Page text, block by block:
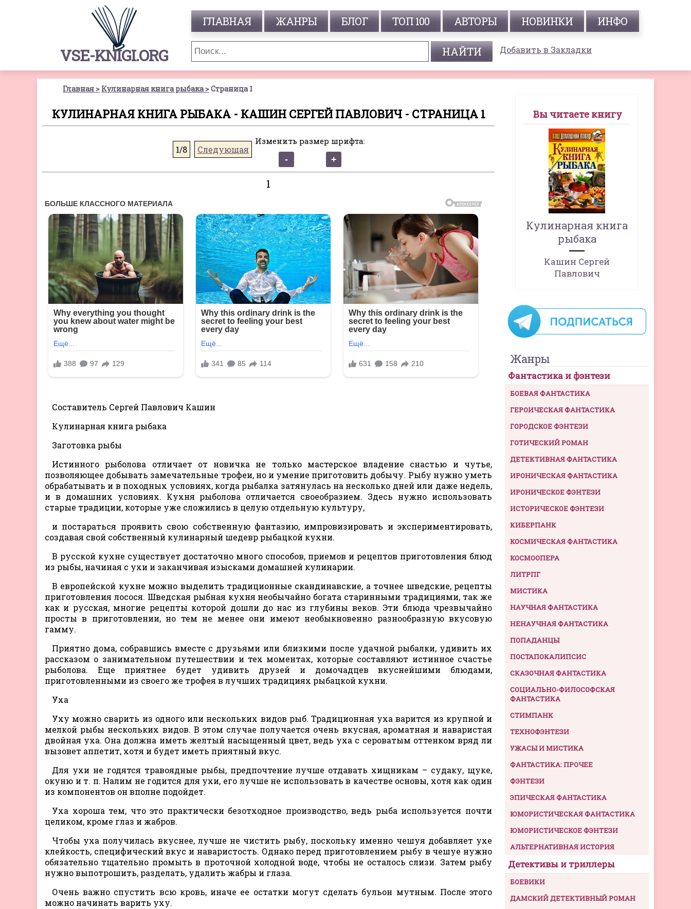
VSE-KNIGI.ORG
ГЛАВНАЯ ЖАНРЫ БЛОГ ТОП 100 АВТОРЫ НОВИНКИ ИНФО
Добавить в Закладки
Главная Кулинарная книга рыбака Страница 1
КУЛИНАРНАЯ КНИГА РЫБАКА - КАШИН СЕРГЕЙ ПАВЛОВИЧ - СТРАНИЦА 1
1/8 Следующая
Изменить размер шрифта:
1
Составитель Сергей Павлович Кашин
Кулинарная книга рыбака
Заготовка рыбы
Истинного рыболова отличает от новичка не только мастерское владение снастью и чутье,
позволяющее добывать замечательные трофеи, но и умение приготовить добычу. Рыбу нужно уметь
обрабатывать и в походных условиях, когда рыбалка затянулась на несколько дней или даже недель,
и в домашних условиях. Кухня рыболова отличается своеобразием. Здесь нужно использовать
старые традиции, которые уже сложились в целую отдельную культуру,
и постараться проявить свою собственную фантазию, импровизировать и экспериментировать,
создавая свой собственный кулинарный шедевр рыбацкой кухни.
В русской кухне существует достаточно много способов, приемов и рецептов приготовления блюд
из рыбы, начиная с ухи и заканчивая изысками домашней кулинарии.
В европейской кухне можно выделить традиционные скандинавские, а точнее шведские, рецепты
приготовления лосося. Шведская рыбная кухня необычайно богата старинными традициями, так же
как и русская, многие рецепты которой дошли до нас из глубины веков. Эти блюда чрезвычайно
просты в приготовлении, но тем не менее они имеют необыкновенно разнообразную вкусовую
гамму.
Приятно дома, собравшись вместе с друзьями или близкими после удачной рыбалки, удивить их
рассказом о занимательном путешествии и тех моментах, которые составляют истинное счастье
рыболова. Еще приятнее будет удивить друзей и домочадцев вкуснейшими блюдами,
приготовленными из своего же трофея в лучших традициях рыбацкой кухни.
Уха
Уху можно сварить из одного или нескольких видов рыб. Традиционная уха варится из крупной и
мелкой рыбы нескольких видов. В этом случае получается очень вкусная, ароматная и наваристая
двойная уха. Она должна иметь желтый насыщенный цвет, ведь уха с сероватым оттенком вряд ли
вызовет аппетит, хотя и будет иметь приятный вкус.
Для ухи не годятся травоядные рыбы, предпочтение лучше отдавать хищникам – судаку, щуке,
окуню и т. п. Налим не годится для ухи, его лучше не использовать в качестве основы, хотя как один
из компонентов он вполне подойдет.
Уха хороша тем, что это практически безотходное производство, ведь рыба используется почти
целиком, кроме глаз и жабров.
Чтобы уха получилась вкуснее, лучше не чистить рыбу, поскольку именно чешуя добавляет ухе
клейкость, специфический вкус и наваристость. Однако перед приготовлением рыбу в чешуе нужно
обязательно тщательно промыть в проточной холодной воде, чтобы не осталось слизи. Затем рыбу
нужно выпотрошить, разделать, удалить жабры и глаза.
Очень важно спустить всю кровь, иначе ее остатки могут сделать бульон мутным. После этого
можно начинать варить уху.
Вы читаете книгу
Кулинарная книга
рыбака
Кашин Сергей
Павлович
Жанры
Фантастика и фэнтези
БОЕВАЯ ФАНТАСТИКА
ГЕРОИЧЕСКАЯ ФАНТАСТИКА
ГОРОДСКОЕ ФЭНТЕЗИ
ГОТИЧЕСКИЙ РОМАН
ДЕТЕКТИВНАЯ ФАНТАСТИКА
ИРОНИЧЕСКАЯ ФАНТАСТИКА
ИРОНИЧЕСКОЕ ФЭНТЕЗИ
ИСТОРИЧЕСКОЕ ФЭНТЕЗИ
КИБЕРПАНК
КОСМИЧЕСКАЯ ФАНТАСТИКА
КОСМООПЕРА
ЛИТРПГ
МИСТИКА
НАУЧНАЯ ФАНТАСТИКА
НЕНАУЧНАЯ ФАНТАСТИКА
ПОПАДАНЦЫ
ПОСТАПОКАЛИПСИС
СКАЗОЧНАЯ ФАНТАСТИКА
СОЦИАЛЬНО-ФИЛОСОФСКАЯ
ФАНТАСТИКА
СТИМПАНК
ТЕХНОФЭНТЕЗИ
УЖАСЫ И МИСТИКА
ФАНТАСТИКА: ПРОЧЕЕ
ФЭНТЕЗИ
ЭПИЧЕСКАЯ ФАНТАСТИКА
ЮМОРИСТИЧЕСКАЯ ФАНТАСТИКА
ЮМОРИСТИЧЕСКОЕ ФЭНТЕЗИ
АЛЬТЕРНАТИВНАЯ ИСТОРИЯ
Детективы и триллеры
БОЕВИКИ
ДАМСКИЙ ДЕТЕКТИВНЫЙ РОМАН